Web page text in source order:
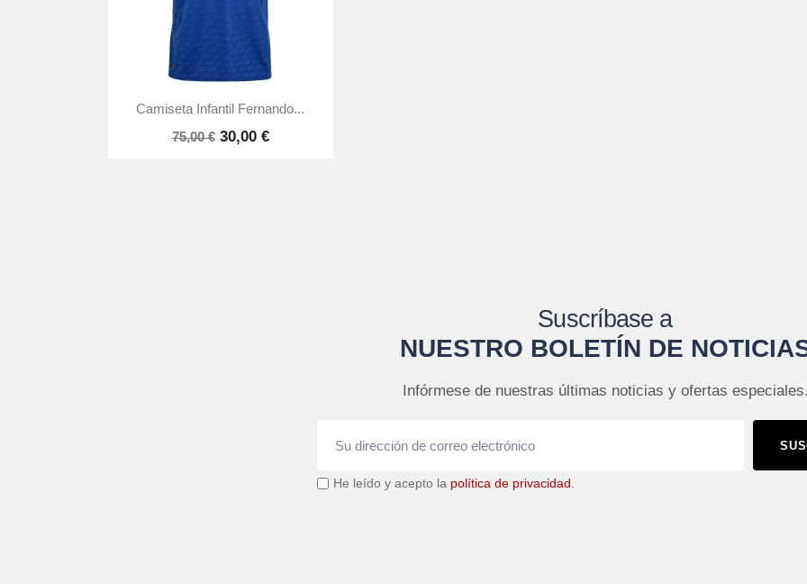
Vista rápida
Camiseta Infantil Fernando...
75,00 € 30,00 €
Suscríbase a
NUESTRO BOLETÍN DE
Infórmese de nuestras últimas noticias y ofertas especiales.
He leído y acepto la política de privacidad